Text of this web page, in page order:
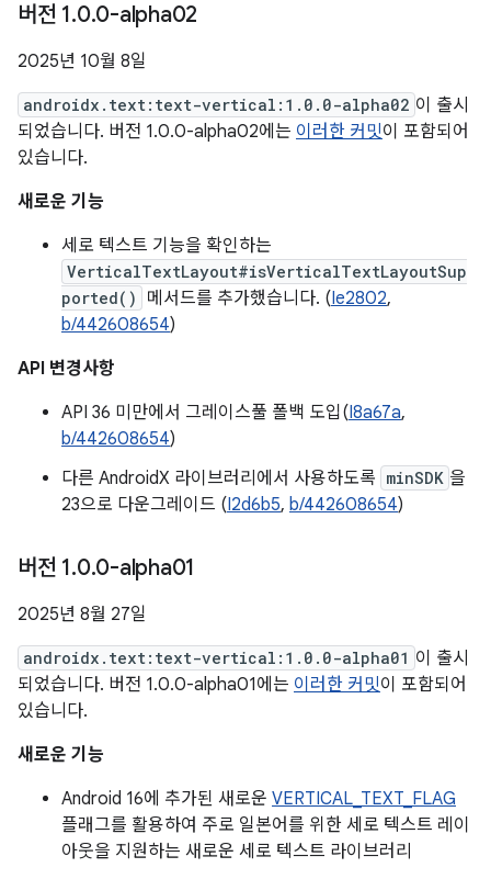
버전 1.0.0-alpha02
2025년 10월 8일
androidx.text:text-vertical:1.0.0-alpha02 이 출시
되었습니다. 버전 1.0.0-alpha02에는 이러한 커밋이 포함되어
있습니다.
새로운 기능
세로 텍스트 기능을 확인하는
VerticalTextLayout#isVerticalTextLayoutSup
ported()
메서드를 추가했습니다. (Ie2802,
b/442608654)
API 변경사항
API 36 미만에서 그레이스풀 폴백 도입(I8a67a,
b/442608654)
다른 AndroidX 라이브러리에서 사용하도록 minSDK 을
23으로 다운그레이드 (I2d6b5, b/442608654)
버전 1.0.0-alpha01
2025년 8월 27일
androidx.text:text-vertical:1.0.0-alpha01 이 출시
되었습니다. 버전 1.0.0-alpha01에는 이러한 커밋이 포함되어
있습니다.
새로운 기능
Android 16에 추가된 새로운 VERTICAL_TEXT_FLAG
플래그를 활용하여 주로 일본어를 위한 세로 텍스트 레이
아웃을 지원하는 새로운 세로 텍스트 라이브러리